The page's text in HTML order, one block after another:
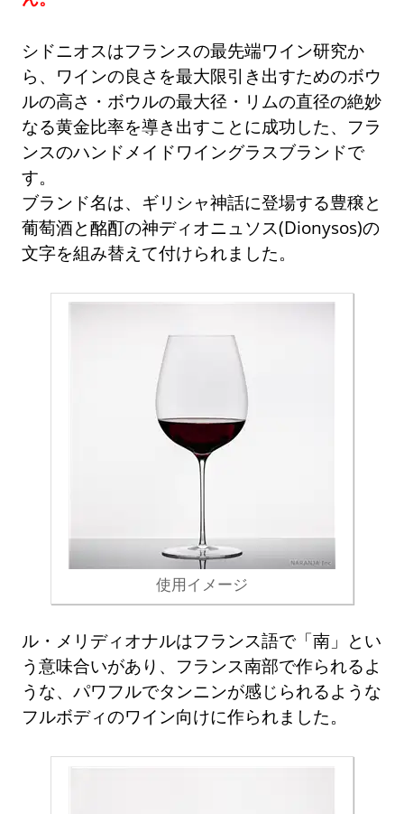
シドニオスはフランスの最先端ワイン研究か
ら、ワインの良さを最大限引き出すためのボウ
ルの高さ・ボウルの最大径・リムの直径の絶妙
なる黄金比率を導き出すことに成功した、フラ
ンスのハンドメイドワイングラスブランドで
す。
ブランド名は、ギリシャ神話に登場する豊穣と
葡萄酒と酩酊の神ディオニュソス(Dionysos)の
文字を組み替えて付けられました。
使用イメージ
ル・メリディオナルはフランス語で「南」とい
う意味合いがあり、フランス南部で作られるよ
うな、パワフルでタンニンが感じられるような
フルボディのワイン向けに作られました。